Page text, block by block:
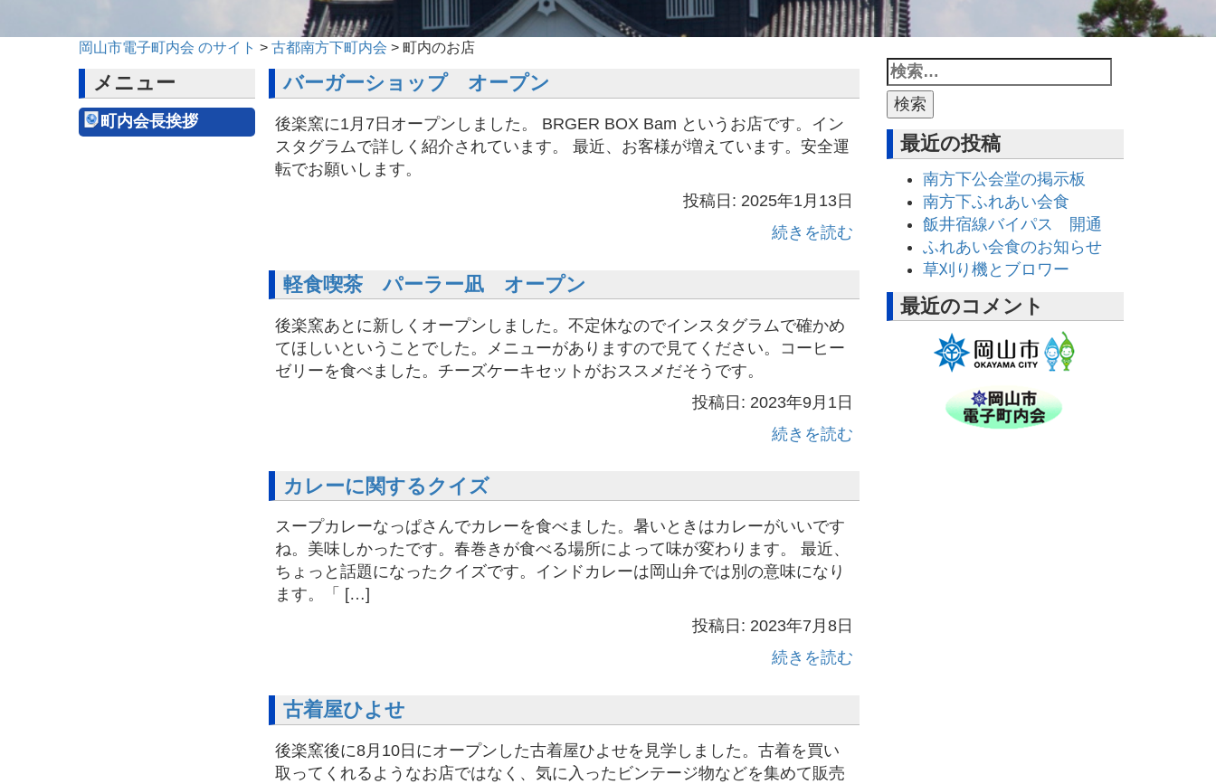
岡山市電子町内会 のサイト > 古都南方下町内会 > 町内のお店
メニュー
町内会長挨拶
バーガーショップ オープン
後楽窯に1月7日オープンしました。 BRGER BOX Bam というお店です。イン
スタグラムで詳しく紹介されています。 最近、お客様が増えています。安全運
転でお願いします。
投稿日: 2025年1月13日
続きを読む
軽食喫茶 パーラー凪 オープン
後楽窯あとに新しくオープンしました。不定休なのでインスタグラムで確かめ
てほしいということでした。メニューがありますので見てください。コーヒー
ゼリーを食べました。チーズケーキセットがおススメだそうです。
投稿日: 2023年9月1日
続きを読む
カレーに関するクイズ
スープカレーなっぱさんでカレーを食べました。暑いときはカレーがいいです
ね。美味しかったです。春巻きが食べる場所によって味が変わります。 最近、
ちょっと話題になったクイズです。インドカレーは岡山弁では別の意味になり
ます。「 […]
投稿日: 2023年7月8日
続きを読む
古着屋ひよせ
後楽窯後に8月10日にオープンした古着屋ひよせを見学しました。古着を買い
取ってくれるようなお店ではなく、気に入ったビンテージ物などを集めて販売
最近の投稿
南方下公会堂の掲示板
南方下ふれあい会食
飯井宿線バイパス 開通
ふれあい会食のお知らせ
草刈り機とブロワー
最近のコメント